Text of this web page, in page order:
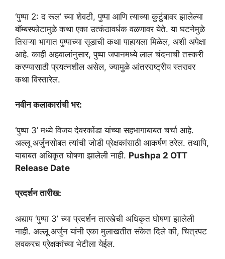
‘पुष्पा 2: द रूल’ च्या शेवटी, पुष्पा आणि त्याच्या कुटुंबावर झालेल्या
बॉम्बस्फोटामुळे कथा एका उत्कंठावर्धक वळणावर येते. या घटनेमुळे
तिसऱ्या भागात पुष्पाच्या सूडाची कथा पाहायला मिळेल, अशी अपेक्षा
आहे. काही अहवालांनुसार, पुष्पा जपानमध्ये लाल चंदनाची तस्करी
करण्यासाठी प्रयत्नशील असेल, ज्यामुळे आंतरराष्ट्रीय स्तरावर
कथा विस्तारेल.
नवीन कलाकारांची भर:
‘पुष्पा 3’ मध्ये विजय देवरकोंडा यांच्या सहभागाबाबत चर्चा आहे.
अल्लू अर्जुनसोबत त्यांची जोडी प्रेक्षकांसाठी आकर्षण ठरेल. तथापि,
याबाबत अधिकृत घोषणा झालेली नाही. Pushpa 2 OTT
Release Date
प्रदर्शन तारीख:
अद्याप ‘पुष्पा 3’ च्या प्रदर्शन तारखेची अधिकृत घोषणा झालेली
नाही. अल्लू अर्जुन यांनी एका मुलाखतीत संकेत दिले की, चित्रपट
लवकरच प्रेक्षकांच्या भेटीला येईल.